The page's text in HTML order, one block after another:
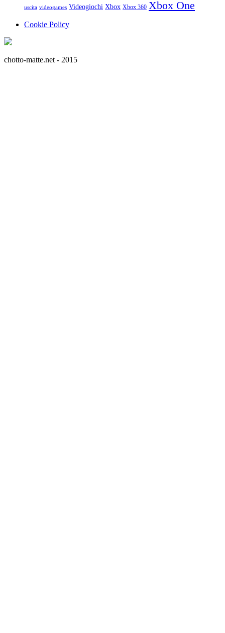
uscita videogames Videogiochi Xbox Xbox 360 Xbox One
Cookie Policy
chotto-matte.net - 2015